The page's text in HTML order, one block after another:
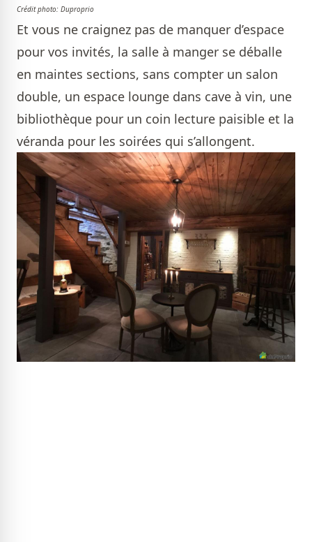
Crédit photo: Duproprio
Et vous ne craignez pas de manquer d’espace
pour vos invités, la salle à manger se déballe
en maintes sections, sans compter un salon
double, un espace lounge dans cave à vin, une
bibliothèque pour un coin lecture paisible et la
véranda pour les soirées qui s’allongent.